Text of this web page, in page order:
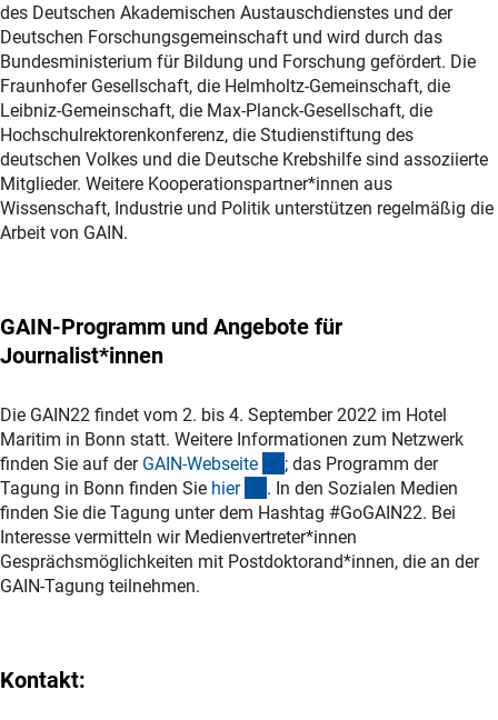
des Deutschen Akademischen Austauschdienstes und der
Deutschen Forschungsgemeinschaft und wird durch das
Bundesministerium für Bildung und Forschung gefördert. Die
Fraunhofer Gesellschaft, die Helmholtz-Gemeinschaft, die
Leibniz-Gemeinschaft, die Max-Planck-Gesellschaft, die
Hochschulrektorenkonferenz, die Studienstiftung des
deutschen Volkes und die Deutsche Krebshilfe sind assoziierte
Mitglieder. Weitere Kooperationspartner*innen aus
Wissenschaft, Industrie und Politik unterstützen regelmäßig die
Arbeit von GAIN.
GAIN-Programm und Angebote für
Journalist*innen
Die GAIN22 findet vom 2. bis 4. September 2022 im Hotel
Maritim in Bonn statt. Weitere Informationen zum Netzwerk
finden Sie auf der GAIN-Webseite (externer Link)
; das Programm der
Tagung in Bonn finden Sie hier (externer Link)
. In den Sozialen Medien
finden Sie die Tagung unter dem Hashtag #GoGAIN22. Bei
Interesse vermitteln wir Medienvertreter*innen
Gesprächsmöglichkeiten mit Postdoktorand*innen, die an der
GAIN-Tagung teilnehmen.
Kontakt: